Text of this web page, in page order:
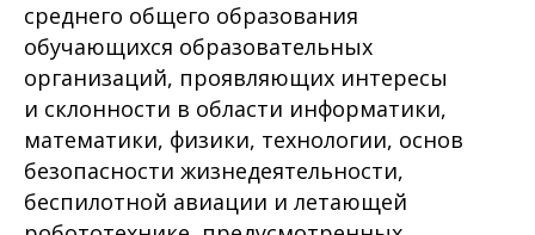
среднего общего образования
обучающихся образовательных
организаций, проявляющих интересы
и склонности в области информатики,
математики, физики, технологии, основ
безопасности жизнедеятельности,
беспилотной авиации и летающей